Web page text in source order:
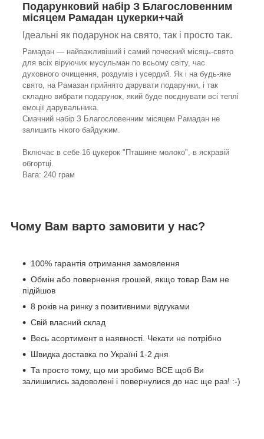
Подарунковий набір З Благословенним
місяцем Рамадан цукерки+чай
Ідеальні як подарунок на свято, так і просто так.
Рамадан — найважливіший і самий почесний місяць-свято
для всіх віруючих мусульман по всьому світу, час
духовного очищення, роздумів і усердий. Як і на будь-яке
свято, на Рамазан прийнято дарувати подарунки, і так
складно вибрати подарунок, який буде поєднувати всі теплі
емоції дарувальника.
Смачний набір З Благословенним місяцем Рамадан не
залишить нікого байдужим.
Включає в себе 16 цукерок "Пташине молоко", в яскравій
обгортці.
Вага: 240 грам
Чому Вам варто замовити у нас?
100% гарантія отримання замовлення
Обмін або повернення грошей, якщо товар Вам не
підійшов
8 років на ринку з позитивними відгуками
Свій власний склад
Весь асортимент в наявності. Чекати не потрібно
Швидка доставка по Україні 1-2 дня
Та просто тому, що ми зробимо ВСЕ щоб Ви
залишились задоволені і повернулися до нас ще раз! :-)